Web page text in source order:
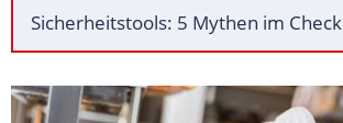
Sicherheitstools: 5 Mythen im Check